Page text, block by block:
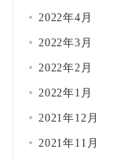
2022年4月
2022年3月
2022年2月
2022年1月
2021年12月
2021年11月